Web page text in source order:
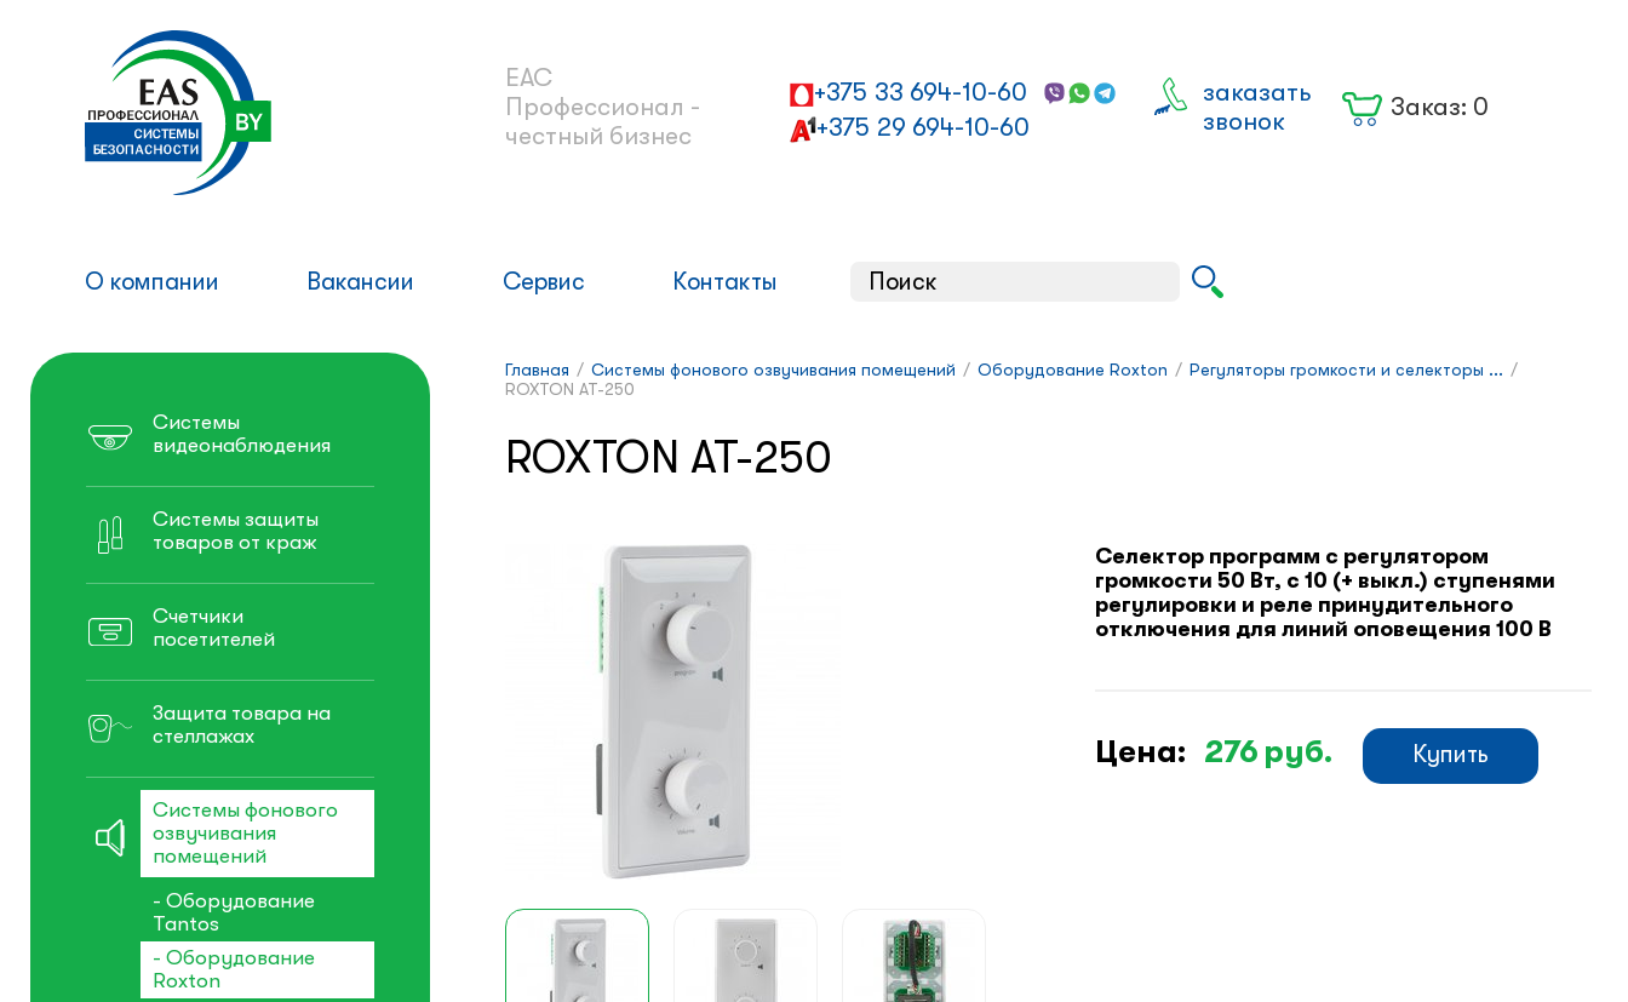
ЕАС
Профессионал -
честный бизнес
+375 33 694-10-60
+375 29 694-10-60
заказать
звонок
Заказ: 0
О компании Вакансии Сервис Контакты
Системы
видеонаблюдения
Системы защиты
товаров от краж
Счетчики
посетителей
Защита товара на
стеллажах
Системы фонового
озвучивания
помещений
- Оборудование
Tantos
- Оборудование
Roxton
Главная / Системы фонового озвучивания помещений / Оборудование Roxton / Регуляторы громкости и селекторы ... /
ROXTON AT-250
ROXTON AT-250
Селектор программ с регулятором
громкости 50 Вт, с 10 (+ выкл.) ступенями
регулировки и реле принудительного
отключения для линий оповещения 100 В
Цена: 276 руб. Купить